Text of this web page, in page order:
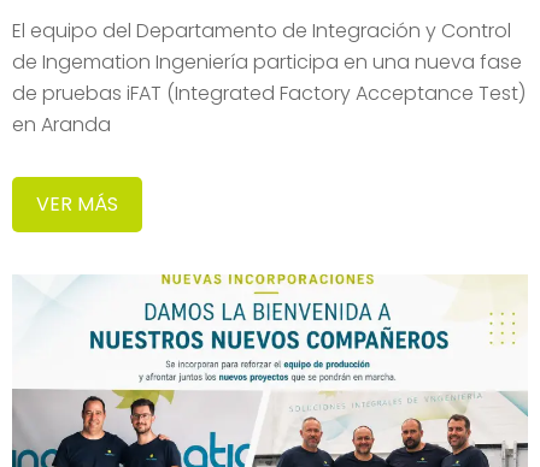
El equipo del Departamento de Integración y Control
de Ingemation Ingeniería participa en una nueva fase
de pruebas iFAT (Integrated Factory Acceptance Test)
en Aranda
VER MÁS